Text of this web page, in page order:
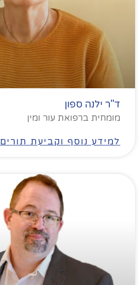
ד"ר ילנה ספון
מומחית ברפואת עור ומין
למידע נוסף וקביעת תורים »